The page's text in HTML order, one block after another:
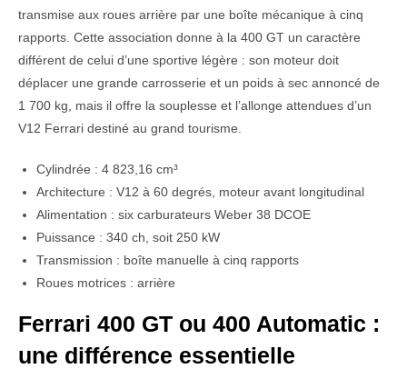
transmise aux roues arrière par une boîte mécanique à cinq
rapports. Cette association donne à la 400 GT un caractère
différent de celui d’une sportive légère : son moteur doit
déplacer une grande carrosserie et un poids à sec annoncé de
1 700 kg, mais il offre la souplesse et l’allonge attendues d’un
V12 Ferrari destiné au grand tourisme.
Cylindrée : 4 823,16 cm³
Architecture : V12 à 60 degrés, moteur avant longitudinal
Alimentation : six carburateurs Weber 38 DCOE
Puissance : 340 ch, soit 250 kW
Transmission : boîte manuelle à cinq rapports
Roues motrices : arrière
Ferrari 400 GT ou 400 Automatic :
une différence essentielle